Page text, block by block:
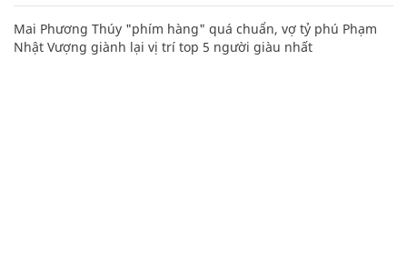
Mai Phương Thúy "phím hàng" quá chuẩn, vợ tỷ phú Phạm
Nhật Vượng giành lại vị trí top 5 người giàu nhất